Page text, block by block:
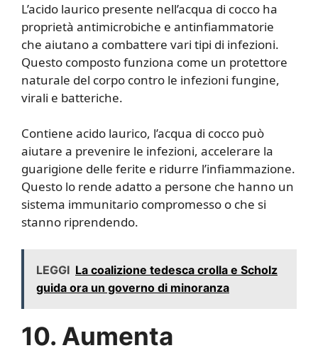
L’acido laurico presente nell’acqua di cocco ha
proprietà antimicrobiche e antinfiammatorie
che aiutano a combattere vari tipi di infezioni.
Questo composto funziona come un protettore
naturale del corpo contro le infezioni fungine,
virali e batteriche.
Contiene acido laurico, l’acqua di cocco può
aiutare a prevenire le infezioni, accelerare la
guarigione delle ferite e ridurre l’infiammazione.
Questo lo rende adatto a persone che hanno un
sistema immunitario compromesso o che si
stanno riprendendo.
LEGGI La coalizione tedesca crolla e Scholz
guida ora un governo di minoranza
10. Aumenta